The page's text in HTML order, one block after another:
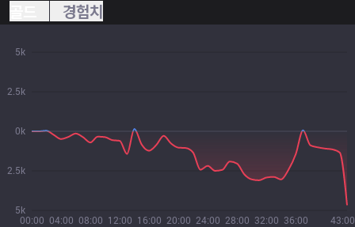
경험치
00:00 04:00 08:00 12:00 16:00 20:00 24:00 28:00 32:00 36:00 43:00
5k
2.5k
0k
2.5k
5k